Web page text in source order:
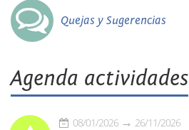
Quejas y Sugerencias
Agenda actividades
08/01/2026 26/11/2026